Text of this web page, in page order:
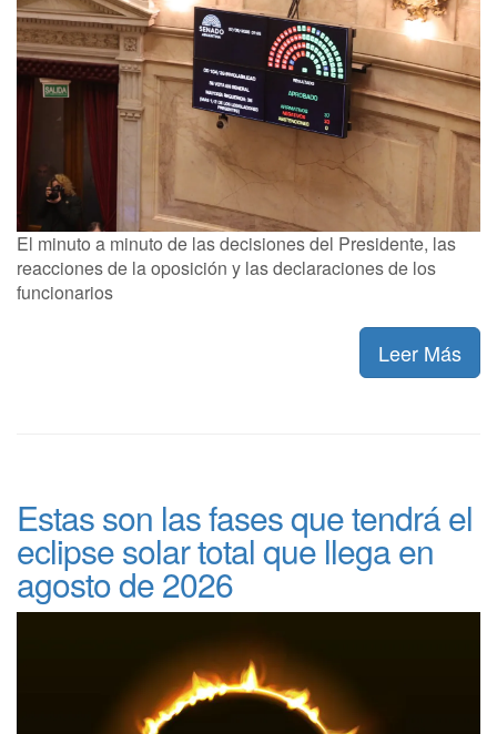
El minuto a minuto de las decisiones del Presidente, las
reacciones de la oposición y las declaraciones de los
funcionarios
Leer Más
Estas son las fases que tendrá el
eclipse solar total que llega en
agosto de 2026